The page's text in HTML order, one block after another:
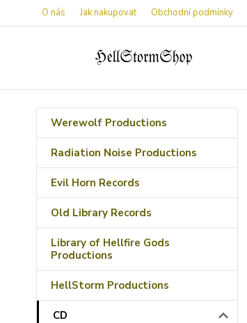
O nás Jak nakupovat Obchodní podmínky
Werewolf Productions
Radiation Noise Productions
Evil Horn Records
Old Library Records
Library of Hellfire Gods
Productions
HellStorm Productions
CD